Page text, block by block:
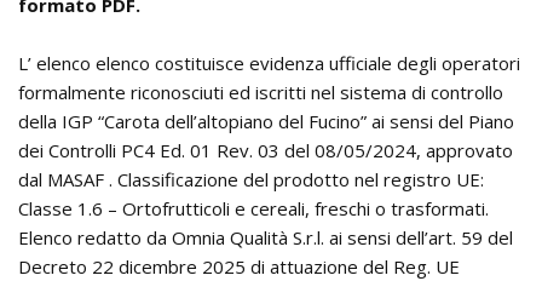
formato PDF.
L’ elenco elenco costituisce evidenza ufficiale degli operatori
formalmente riconosciuti ed iscritti nel sistema di controllo
della IGP “Carota dell’altopiano del Fucino” ai sensi del Piano
dei Controlli PC4 Ed. 01 Rev. 03 del 08/05/2024, approvato
dal MASAF . Classificazione del prodotto nel registro UE:
Classe 1.6 – Ortofrutticoli e cereali, freschi o trasformati.
Elenco redatto da Omnia Qualità S.r.l. ai sensi dell’art. 59 del
Decreto 22 dicembre 2025 di attuazione del Reg. UE